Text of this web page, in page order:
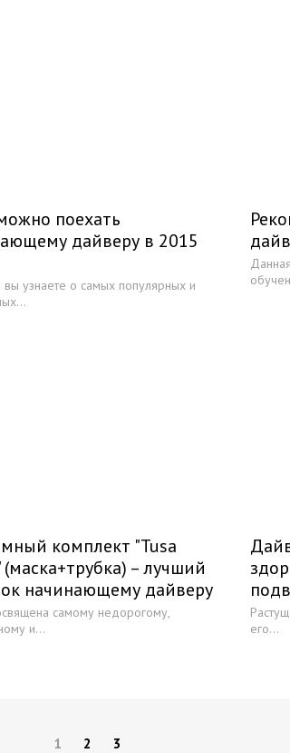
поехать
дайверу в 2015
вы узнаете о самых популярных и
комплект "Tusa
– лучший
начинающему дайверу
самому недорогому,
и...
его...
1 2 3